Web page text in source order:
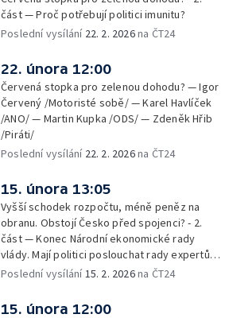
část — Proč potřebují politici imunitu?
Poslední vysílání 22. 2. 2026na ČT24
22. února 12:00
Červená stopka pro zelenou dohodu? — Igor
Červený /Motoristé sobě/ — Karel Havlíček
/ANO/ — Martin Kupka /ODS/ — Zdeněk Hřib
/Piráti/
Poslední vysílání 22. 2. 2026na ČT24
15. února 13:05
Vyšší schodek rozpočtu, méně peněz na
obranu. Obstojí Česko před spojenci? - 2.
část — Konec Národní ekonomické rady
vlády. Mají politici poslouchat rady expertů,
nebo mají svou hlavu?
Poslední vysílání 15. 2. 2026na ČT24
15. února 12:00